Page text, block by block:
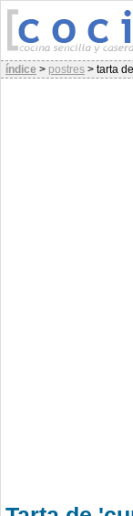
índice > postres > tarta